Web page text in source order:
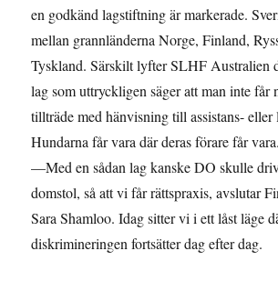
en godkänd lagstiftning är markerade.
mellan grannländerna Norge, Finland,
Tyskland. Särskilt lyfter SLHF Australien
lag som uttryckligen säger att man inte får
tillträde med hänvisning till assistans- eller
Hundarna får vara där deras förare får vara.
—Med en sådan lag kanske DO skulle
domstol, så att vi får rättspraxis, avslutar
Sara Shamloo. Idag sitter vi i ett låst läge
diskrimineringen fortsätter dag efter dag.